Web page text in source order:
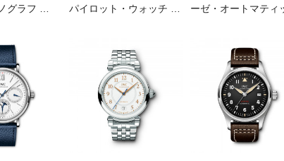
グラフ
パイロット・ウォッチ
ーゼ・オートマティ